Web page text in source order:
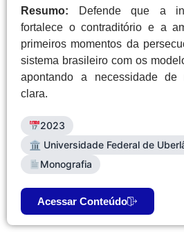
Resumo:
Defende que a
fortalece o contraditório e a
primeiros momentos da
sistema brasileiro com os
apontando a necessidade de
clara.
2023
🏛 Universidade Federal de
Monografia
Acessar Conteúdo